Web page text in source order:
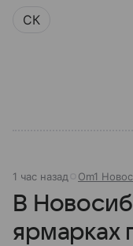
СК
1 час назад Om1
В
ярмарках